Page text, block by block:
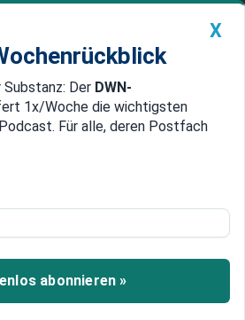
DWN: Geldanlage Premium
DWN-Magazin China
Dauerabsturz?
Alarm
der Hauptversammlung: Bei
das Top-Management die
X
Substanz: Der DWN-
1x/Woche die wichtigsten
Für alle, deren Postfach
abonnieren »